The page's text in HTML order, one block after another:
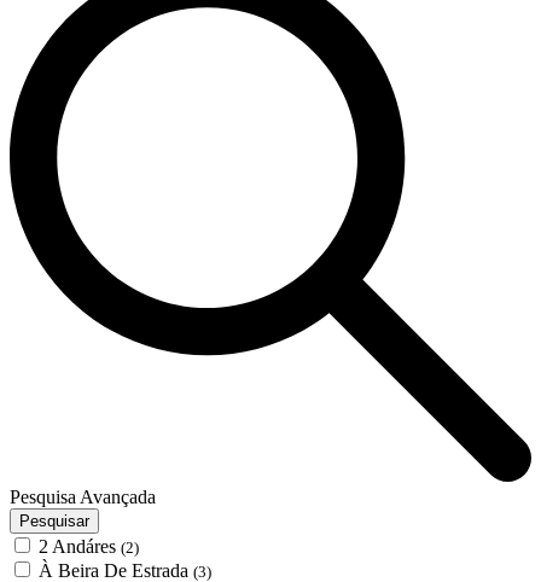
Pesquisa Avançada
Pesquisar
2 Andáres (2)
À Beira De Estrada (3)